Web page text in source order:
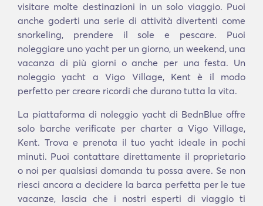
visitare molte destinazioni in un solo viaggio. Puoi
anche goderti una serie di attività divertenti come
snorkeling, prendere il sole e pescare. Puoi
noleggiare uno yacht per un giorno, un weekend, una
vacanza di più giorni o anche per una festa. Un
noleggio yacht a Vigo Village, Kent è il modo
perfetto per creare ricordi che durano tutta la vita.
La piattaforma di noleggio yacht di BednBlue offre
solo barche verificate per charter a Vigo Village,
Kent. Trova e prenota il tuo yacht ideale in pochi
minuti. Puoi contattare direttamente il proprietario
o noi per qualsiasi domanda tu possa avere. Se non
riesci ancora a decidere la barca perfetta per le tue
vacanze, lascia che i nostri esperti di viaggio ti